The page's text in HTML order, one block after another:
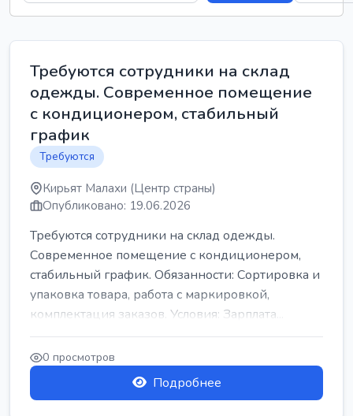
Требуются сотрудники на склад
одежды. Современное помещение
с кондиционером, стабильный
график
Требуются
Кирьят Малахи (Центр страны)
Опубликовано: 19.06.2026
Требуются сотрудники на склад одежды.
Современное помещение с кондиционером,
стабильный график. Обязанности: Сортировка и
упаковка товара, работа с маркировкой,
комплектация заказов. Условия: Зарплата...
0 просмотров
Подробнее